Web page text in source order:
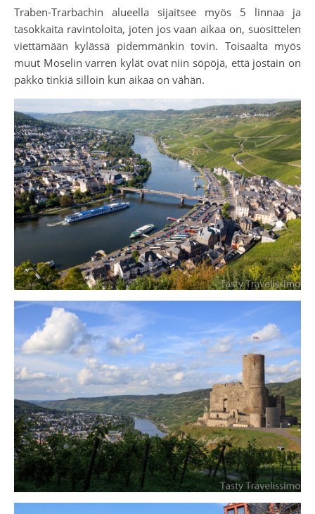
Traben-Trarbachin alueella sijaitsee myös 5 linnaa ja
tasokkaita ravintoloita, joten jos vaan aikaa on, suosittelen
viettämään kylässä pidemmänkin tovin. Toisaalta myös
muut Moselin varren kylät ovat niin söpöjä, että jostain on
pakko tinkiä silloin kun aikaa on vähän.